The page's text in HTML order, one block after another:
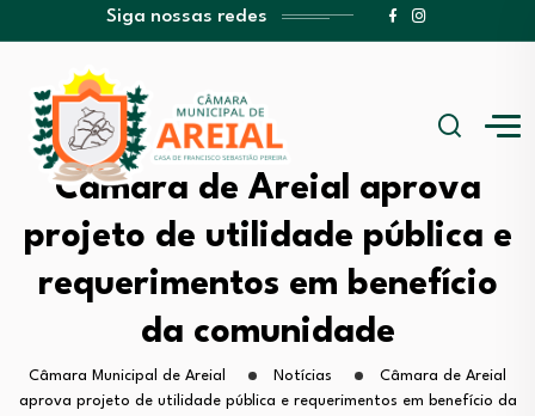
Siga nossas redes
Câmara de Areial aprova
projeto de utilidade pública e
requerimentos em benefício
da comunidade
Câmara Municipal de Areial Notícias
Câmara de Areial
aprova projeto de utilidade pública e requerimentos em benefício da